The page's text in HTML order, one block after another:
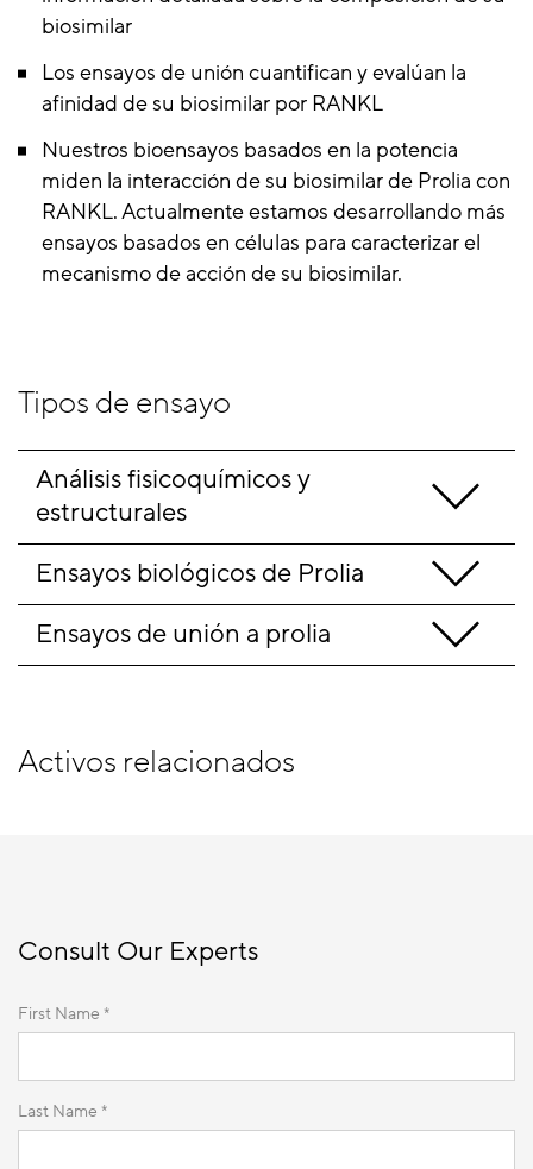
biosimilar
Los ensayos de unión cuantifican y evalúan la
afinidad de su biosimilar por RANKL
Nuestros bioensayos basados ​​en la potencia
miden la interacción de su biosimilar de Prolia con
RANKL. Actualmente estamos desarrollando más
ensayos basados ​​en células para caracterizar el
mecanismo de acción de su biosimilar.
Tipos de ensayo
Análisis fisicoquímicos y
estructurales
Ensayos biológicos de Prolia
Ensayos de unión a prolia
Activos relacionados
Consult Our Experts
First Name *
Last Name *